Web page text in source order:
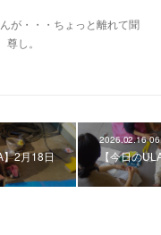
が・・・ちょっと離れて聞
し。
】2月18日
2026.02.16
【今日の